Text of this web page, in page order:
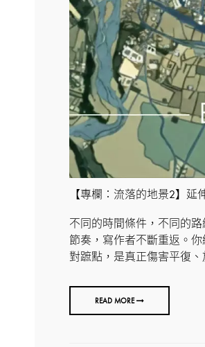
【專欄：流落的地景2】延
不同的時間條件，不同的
節奏，寫作者不斷重返。
對蹠點，是真正傷害平復、
READ MORE